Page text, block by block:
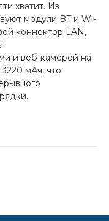
хватит. Из
модули BT и Wi-
коннектор LAN,
и веб-камерой на
мАч, что